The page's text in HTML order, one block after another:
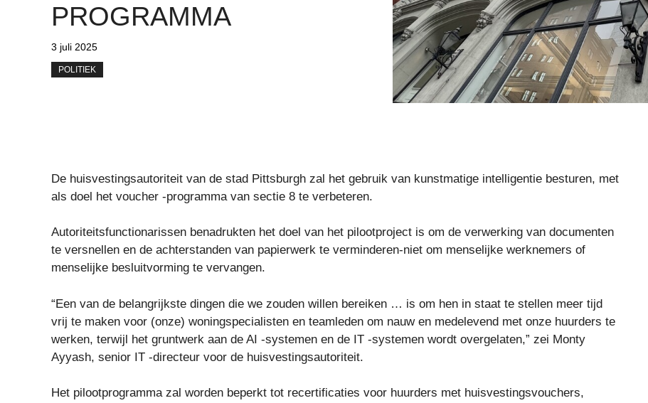
PROGRAMMA
3 juli 2025
POLITIEK
De huisvestingsautoriteit van de stad Pittsburgh zal het gebruik van kunstmatige intelligentie besturen, met
als doel het voucher -programma van sectie 8 te verbeteren.
Autoriteitsfunctionarissen benadrukten het doel van het pilootproject is om de verwerking van documenten
te versnellen en de achterstanden van papierwerk te verminderen-niet om menselijke werknemers of
menselijke besluitvorming te vervangen.
“Een van de belangrijkste dingen die we zouden willen bereiken … is om hen in staat te stellen meer tijd
vrij te maken voor (onze) woningspecialisten en teamleden om nauw en medelevend met onze huurders te
werken, terwijl het gruntwerk aan de AI -systemen en de IT -systemen wordt overgelaten,” zei Monty
Ayyash, senior IT -directeur voor de huisvestingsautoriteit.
Het pilootprogramma zal worden beperkt tot recertificaties voor huurders met huisvestingsvouchers,